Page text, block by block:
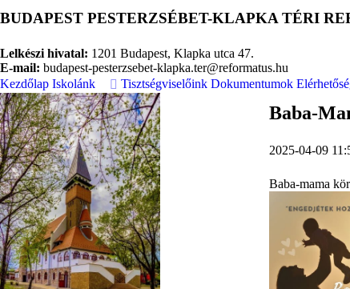
BUDAPEST PESTERZSÉBET-KLAPKA TÉRI
Lelkészi hivatal: 1201 Budapest, Klapka utca 47.
E-mail: budapest-pesterzsebet-klapka.ter@reformatus.hu
Kezdőlap Iskolánk Tisztségviselőink Dokumentumok
Baba-
2025-04-09
Baba-mama kör